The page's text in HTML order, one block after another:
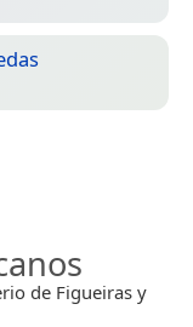
de Figueiras y